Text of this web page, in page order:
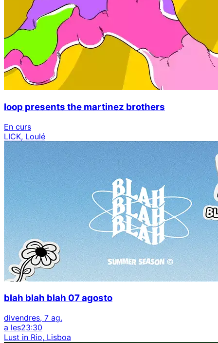
loop presents the martinez brothers
En curs
LICK, Loulé
blah blah blah 07 agosto
divendres, 7 ag.
a les23:30
Lust in Rio, Lisboa